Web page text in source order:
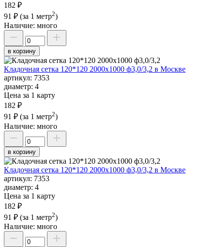
182 ₽
91 ₽ (за 1 метр2)
Наличие: много
в корзину
Кладочная сетка 120*120 2000х1000 ф3,0/3,2 в Москве
артикул: 7353
диаметр: 4
Цена за 1 карту
182 ₽
91 ₽ (за 1 метр2)
Наличие: много
в корзину
Кладочная сетка 120*120 2000х1000 ф3,0/3,2 в Москве
артикул: 7353
диаметр: 4
Цена за 1 карту
182 ₽
91 ₽ (за 1 метр2)
Наличие: много